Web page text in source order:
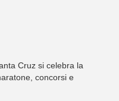
Cruz si celebra la
concorsi e